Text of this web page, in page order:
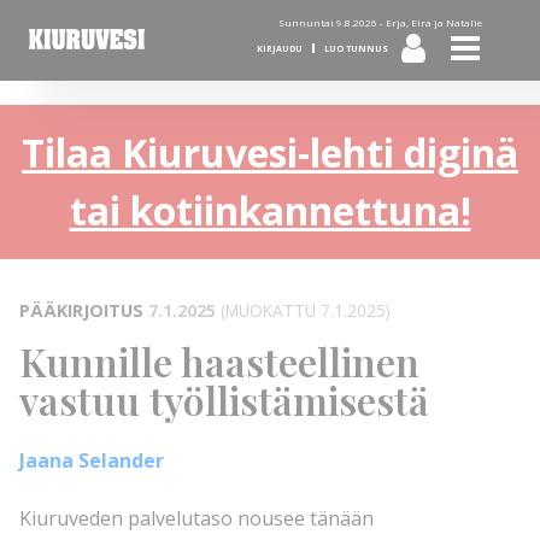
Sunnuntai 9.8.2026 - Erja, Eira ja Natalie
KIRJAUDU LUO TUNNUS
Tilaa Kiuruvesi-lehti diginä
tai kotiinkannettuna!
PÄÄKIRJOITUS 7.1.2025 (MUOKATTU 7.1.2025)
Kunnille haasteellinen
vastuu työllistämisestä
Jaana Selander
Kiuruveden palvelutaso nousee tänään